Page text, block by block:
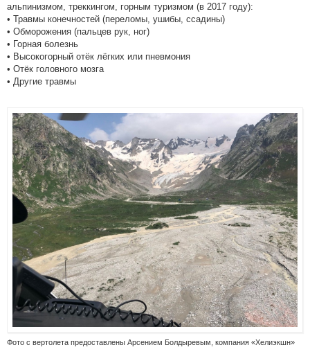
альпинизмом, треккингом, горным туризмом (в 2017 году):
• Травмы конечностей (переломы, ушибы, ссадины)
• Обморожения (пальцев рук, ног)
• Горная болезнь
• Высокогорный отёк лёгких или пневмония
• Отёк головного мозга
• Другие травмы
Фото с вертолета предоставлены Арсением Болдыревым, компания «Хелиэкшн»